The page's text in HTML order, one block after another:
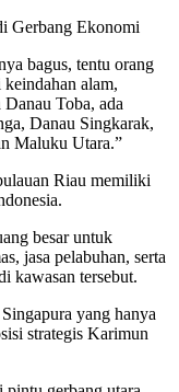
Gerbang Ekonomi
bagus, tentu orang
alam,
Toba, ada
Danau Singkarak,
Maluku Utara.”
Riau memiliki
besar untuk
jasa pelabuhan, serta
kawasan tersebut.
yang hanya
strategis Karimun